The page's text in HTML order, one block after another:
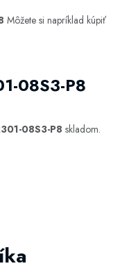
Môžete si napríklad kúpiť
08S3-P8
08S3-P8 skladom.